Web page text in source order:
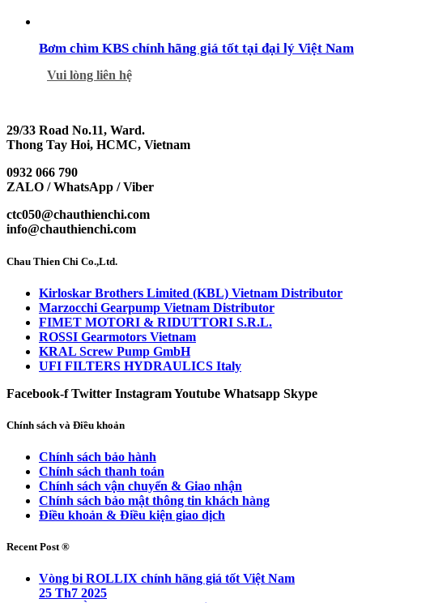
Bơm chìm KBS chính hãng giá tốt tại đại lý Việt Nam
Vui lòng liên hệ
29/33 Road No.11, Ward.
Thong Tay Hoi, HCMC, Vietnam
0932 066 790
ZALO / WhatsApp / Viber
ctc050@chauthienchi.com
info@chauthienchi.com
Chau Thien Chi Co.,Ltd.
Kirloskar Brothers Limited (KBL) Vietnam Distributor
Marzocchi Gearpump Vietnam Distributor
FIMET MOTORI & RIDUTTORI S.R.L.
ROSSI Gearmotors Vietnam
KRAL Screw Pump GmbH
UFI FILTERS HYDRAULICS Italy
Facebook-f Twitter InstagramYoutube Whatsapp Skype
Chính sách và Điều khoản
Chính sách bảo hành
Chính sách thanh toán
Chính sách vận chuyển & Giao nhận
Chính sách bảo mật thông tin khách hàng
Điều khoản & Điều kiện giao dịch
Recent Post ®
Vòng bi ROLLIX chính hãng giá tốt Việt Nam
25 Th7 2025